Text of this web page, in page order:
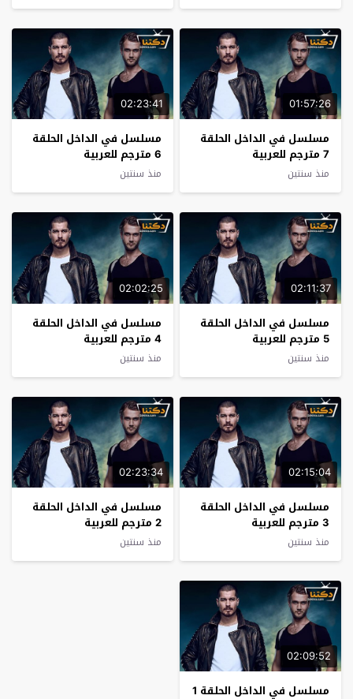
01:57:26
مسلسل في الداخل الحلقة
7 مترجم للعربية
منذ سنتين
02:23:41
مسلسل في الداخل الحلقة
6 مترجم للعربية
منذ سنتين
02:11:37
مسلسل في الداخل الحلقة
5 مترجم للعربية
منذ سنتين
02:02:25
مسلسل في الداخل الحلقة
4 مترجم للعربية
منذ سنتين
02:15:04
مسلسل في الداخل الحلقة
3 مترجم للعربية
منذ سنتين
02:23:34
مسلسل في الداخل الحلقة
2 مترجم للعربية
منذ سنتين
02:09:52
مسلسل في الداخل الحلقة 1